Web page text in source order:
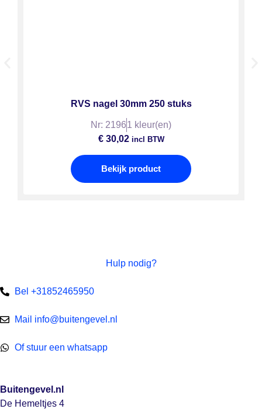
RVS nagel 30mm 250 stuks
Nr: 21961 kleur(en)
€30,02incl BTW
Bekijk product
Hulp nodig?
Bel +31852465950
Mail info@buitengevel.nl
Of stuur een whatsapp
Buitengevel.nl
De Hemeltjes 4